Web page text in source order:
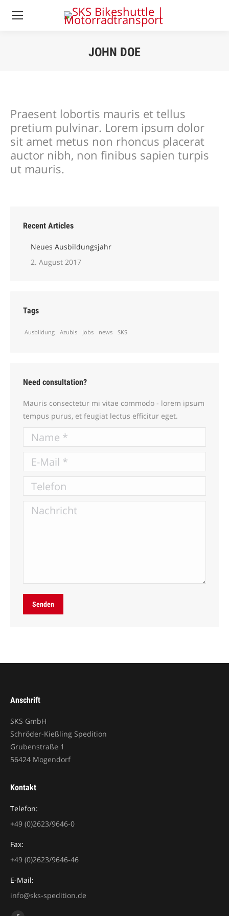
JOHN DOE
Praesent lobortis mauris et tellus
pretium pulvinar. Lorem ipsum dolor
sit amet metus non rhoncus placerat
auctor nibh, non finibus sapien turpis
ut mauris.
Recent Articles
Neues Ausbildungsjahr
2. August 2017
Tags
Ausbildung Azubis Jobs news SKS
Need consultation?
Mauris consectetur mi vitae commodo - lorem ipsum
tempus purus, et feugiat lectus efficitur eget.
Name *
E-Mail *
Telefon
Nachricht
Senden
Anschrift
SKS GmbH
Schröder-Kießling Spedition
Grubenstraße 1
56424 Mogendorf
Kontakt
Telefon:
+49 (0)2623/9646-0
Fax:
+49 (0)2623/9646-46
E-Mail:
info@sks-spedition.de